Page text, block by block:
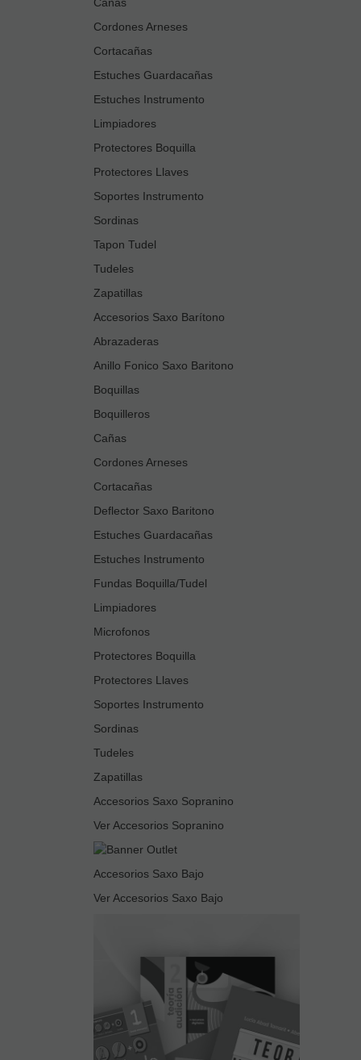
Cordones Arneses
Cortacañas
Estuches Guardacañas
Estuches Instrumento
Limpiadores
Protectores Boquilla
Protectores Llaves
Soportes Instrumento
Sordinas
Tapon Tudel
Tudeles
Zapatillas
Accesorios Saxo Barítono
Abrazaderas
Anillo Fonico Saxo Baritono
Boquillas
Boquilleros
Cañas
Cordones Arneses
Cortacañas
Deflector Saxo Baritono
Estuches Guardacañas
Estuches Instrumento
Fundas Boquilla/Tudel
Limpiadores
Microfonos
Protectores Boquilla
Protectores Llaves
Soportes Instrumento
Sordinas
Tudeles
Zapatillas
Accesorios Saxo Sopranino
Ver Accesorios Sopranino
Accesorios Saxo Bajo
Ver Accesorios Saxo Bajo